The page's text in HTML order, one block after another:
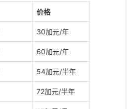
价格
30加元/年
60加元/年
54加元/半年
72加元/半年